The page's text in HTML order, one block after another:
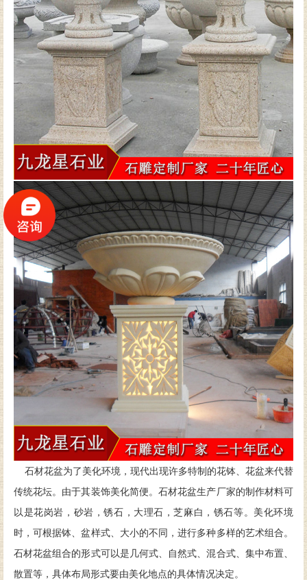
石材花盆为了美化环境，现代出现许多特制的花钵、花盆来代替
传统花坛。由于其装饰美化简便。石材花盆生产厂家的制作材料可
以是花岗岩，砂岩，锈石，大理石，芝麻白，锈石等。美化环境
时，可根据钵、盆样式、大小的不同，进行多种多样的艺术组合。
石材花盆组合的形式可以是几何式、自然式、混合式、集中布置、
散置等，具体布局形式要由美化地点的具体情况决定。